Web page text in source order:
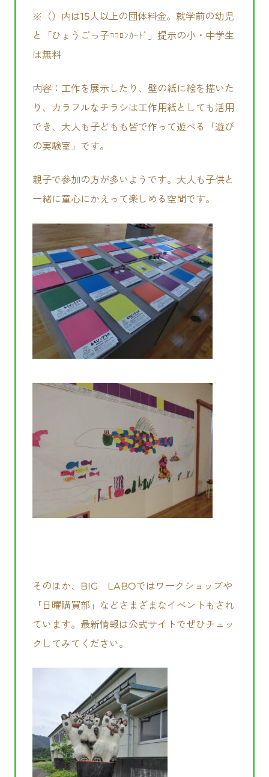
※（）内は15人以上の団体料金。就学前の幼児
と「ひょうごっ子ｺｺﾛﾝｶｰﾄﾞ」提示の小・中学生
は無料
内容：工作を展示したり、壁の紙に絵を描いた
り、カラフルなチラシは工作用紙としても活用
でき、大人も子どもも皆で作って遊べる「遊び
の実験室」です。
親子で参加の方が多いようです。大人も子供と
一緒に童心にかえって楽しめる空間です。
そのほか、BIG LABOではワークショップや
「日曜購買部」などさまざまなイベントもされ
ています。最新情報は公式サイトでぜひチェッ
クしてみてください。